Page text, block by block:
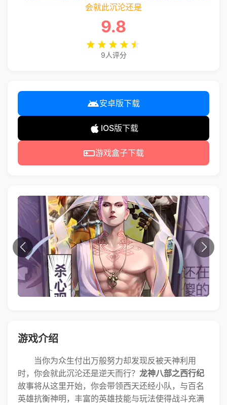
会就此沉沦还是
9.8
9人评分
安卓版下载
IOS版下载
游戏盒子下载
游戏介绍
当你为众生付出万般努力却发现反被天神利用
时，你会就此沉沦还是逆天而行？ 龙神八部之西行纪
故事将从这里开始，你会带领西天还经小队，与百名
英雄抗衡神明，丰富的英雄技能与玩法使得战斗充满